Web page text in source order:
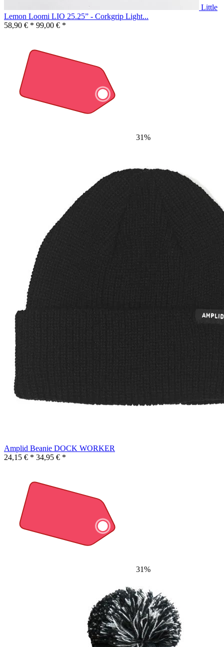
Little
Lemon Loomi LIO 25.25” - Corkgrip Light...
58,90 € * 99,00 € *
31%
Amplid Beanie DOCK WORKER
24,15 € * 34,95 € *
31%